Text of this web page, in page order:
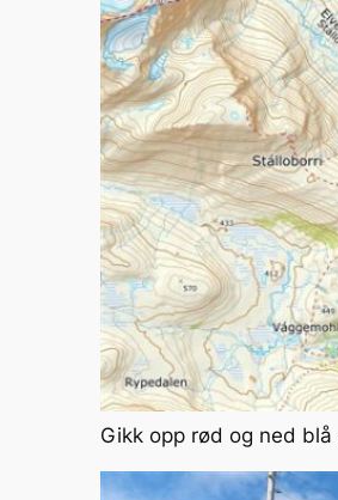
Gikk opp rød og ned